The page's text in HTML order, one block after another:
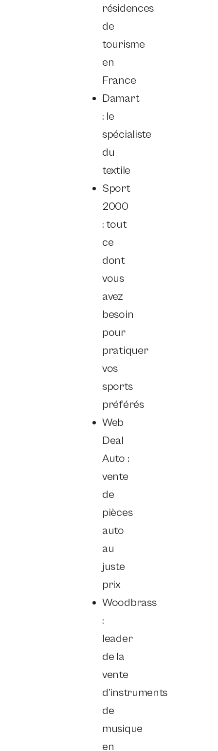
résidences
de
tourisme
en
France
Damart
: le
spécialiste
du
textile
Sport
2000
: tout
ce
dont
vous
avez
besoin
pour
pratiquer
vos
sports
préférés
Web
Deal
Auto :
vente
de
pièces
auto
au
juste
prix
Woodbrass
:
leader
de la
vente
d’instruments
de
musique
en